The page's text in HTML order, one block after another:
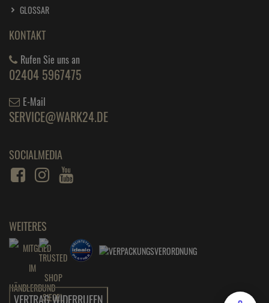
GLOSSAR
KONTAKT
Rufen Sie uns an
02404 5967475
E-Mail
SERVICE@WARK24.DE
SOCIALMEDIA
WEITERES
VERTRAG WIDERRUFEN